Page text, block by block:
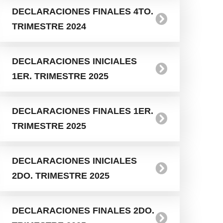
DECLARACIONES FINALES 4TO.
TRIMESTRE 2024
DECLARACIONES INICIALES
1ER. TRIMESTRE 2025
DECLARACIONES FINALES 1ER.
TRIMESTRE 2025
DECLARACIONES INICIALES
2DO. TRIMESTRE 2025
DECLARACIONES FINALES 2DO.